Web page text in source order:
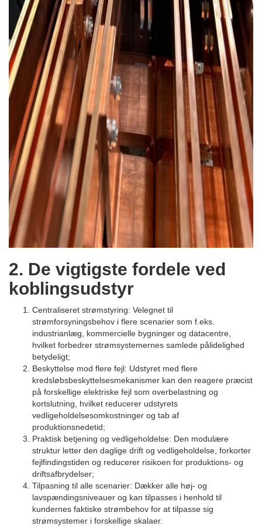
2. De vigtigste fordele ved
koblingsudstyr
Centraliseret strømstyring: Velegnet til
strømforsyningsbehov i flere scenarier som f.eks.
industrianlæg, kommercielle bygninger og datacentre,
hvilket forbedrer strømsystemernes samlede pålidelighed
betydeligt;
Beskyttelse mod flere fejl: Udstyret med flere
kredsløbsbeskyttelsesmekanismer kan den reagere præcist
på forskellige elektriske fejl som overbelastning og
kortslutning, hvilket reducerer udstyrets
vedligeholdelsesomkostninger og tab af
produktionsnedetid;
Praktisk betjening og vedligeholdelse: Den modulære
struktur letter den daglige drift og vedligeholdelse, forkorter
fejlfindingstiden og reducerer risikoen for produktions- og
driftsafbrydelser;
Tilpasning til alle scenarier: Dækker alle høj- og
lavspændingsniveauer og kan tilpasses i henhold til
kundernes faktiske strømbehov for at tilpasse sig
strømsystemer i forskellige skalaer.